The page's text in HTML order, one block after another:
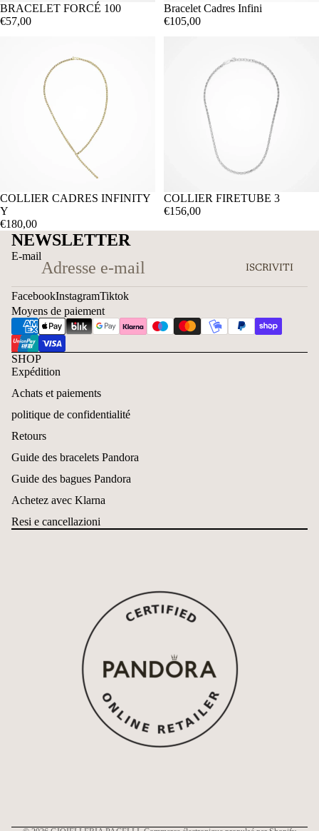
BRACELET FORCÉ 100
€57,00
Bracelet Cadres Infini
€105,00
COLLIER CADRES INFINITY
Y
€180,00
COLLIER FIRETUBE 3
€156,00
NEWSLETTER
E-mail
ISCRIVITI
FacebookInstagramTiktok
Moyens de paiement
SHOP
Expédition
Achats et paiements
politique de confidentialité
Retours
Guide des bracelets Pandora
Guide des bagues Pandora
Achetez avec Klarna
Resi e cancellazioni
Politique de remboursement